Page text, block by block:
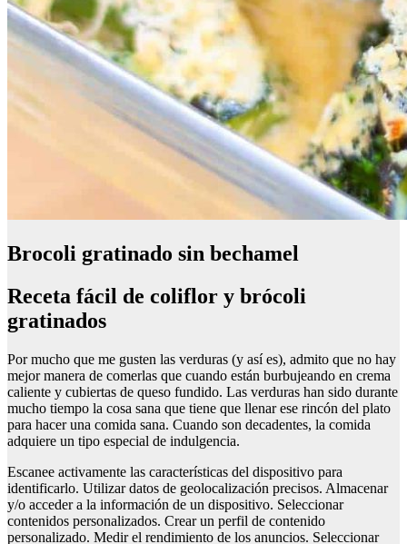
Brocoli gratinado sin bechamel
Receta fácil de coliflor y brócoli
gratinados
Por mucho que me gusten las verduras (y así es), admito que no hay
mejor manera de comerlas que cuando están burbujeando en crema
caliente y cubiertas de queso fundido. Las verduras han sido durante
mucho tiempo la cosa sana que tiene que llenar ese rincón del plato
para hacer una comida sana. Cuando son decadentes, la comida
adquiere un tipo especial de indulgencia.
Escanee activamente las características del dispositivo para
identificarlo. Utilizar datos de geolocalización precisos. Almacenar
y/o acceder a la información de un dispositivo. Seleccionar
contenidos personalizados. Crear un perfil de contenido
personalizado. Medir el rendimiento de los anuncios. Seleccionar